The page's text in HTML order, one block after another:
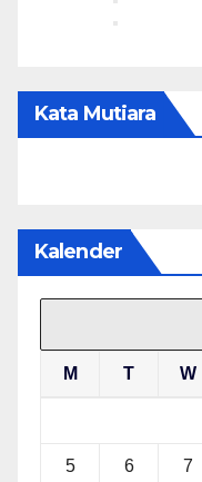
Kata Mutiara
Kalender
M T W
5 6 7